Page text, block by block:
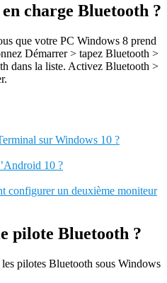
charge Bluetooth ?
que votre PC Windows 8 prend
Démarrer > tapez Bluetooth >
dans la liste. Activez Bluetooth >
sur Windows 10 ?
10 ?
configurer un deuxième moniteur
pilote Bluetooth ?
pilotes Bluetooth sous Windows